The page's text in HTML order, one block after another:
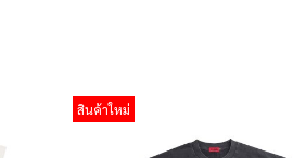
สินค้าใหม่